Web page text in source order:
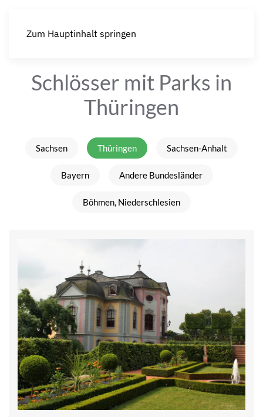
Zum Hauptinhalt springen
Schlösser mit Parks in
Thüringen
Sachsen Thüringen Sachsen-Anhalt
Bayern Andere Bundesländer
Böhmen, Niederschlesien